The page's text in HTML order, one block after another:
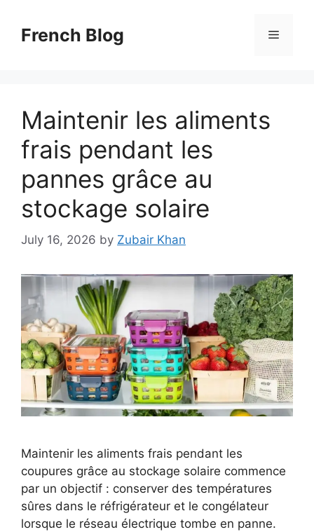
contentFrench Blog Menu
Maintenir les aliments
frais pendant les
pannes grâce au
stockage solaire
July 16, 2026 by Zubair Khan
Maintenir les aliments frais pendant les
coupures grâce au stockage solaire commence
par un objectif : conserver des températures
sûres dans le réfrigérateur et le congélateur
lorsque le réseau électrique tombe en panne.